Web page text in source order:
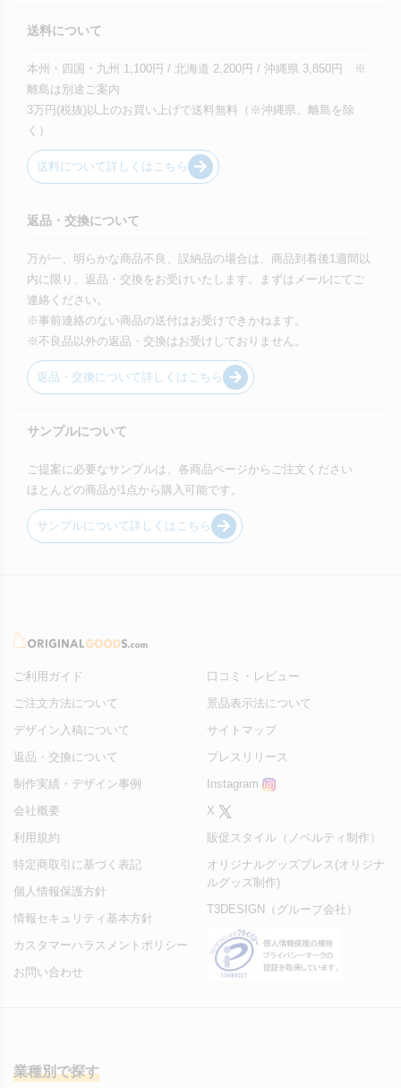
送料について
本州・四国・九州 1,100円 / 北海道 2,200円 / 沖縄県 3,850円 ※
離島は別途ご案内
3万円(税抜)以上のお買い上げで送料無料（※沖縄県、離島を除
く）
送料について詳しくはこちら
返品・交換について
万が一、明らかな商品不良、誤納品の場合は、商品到着後1週間以
内に限り、返品・交換をお受けいたします。まずはメールにてご
連絡ください。
※事前連絡のない商品の送付はお受けできかねます。
※不良品以外の返品・交換はお受けしておりません。
返品・交換について詳しくはこちら
サンプルについて
ご提案に必要なサンプルは、各商品ページからご注文ください
ほとんどの商品が1点から購入可能です。
サンプルについて詳しくはこちら
ご利用ガイド
ご注文方法について
デザイン入稿について
返品・交換について
制作実績・デザイン事例
会社概要
利用規約
特定商取引に基づく表記
個人情報保護方針
情報セキュリティ基本方針
カスタマーハラスメントポリシー
お問い合わせ
口コミ・レビュー
景品表示法について
サイトマップ
プレスリリース
Instagram
X
販促スタイル（ノベルティ制作）
オリジナルグッズプレス(オリジナ
ルグッズ制作)
T3DESIGN（グループ会社）
業種別で探す